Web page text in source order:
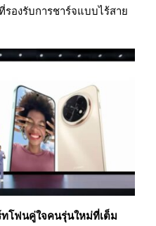
องรับการชาร์จแบบไร้สาย
โฟนคู่ใจคนรุ่นใหม่ที่เต็ม